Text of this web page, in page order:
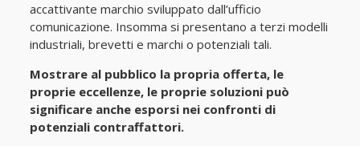
accattivante marchio sviluppato dall’ufficio
comunicazione. Insomma si presentano a terzi modelli
industriali, brevetti e marchi o potenziali tali.
Mostrare al pubblico la propria offerta, le
proprie eccellenze, le proprie soluzioni può
significare anche esporsi nei confronti di
potenziali contraffattori.